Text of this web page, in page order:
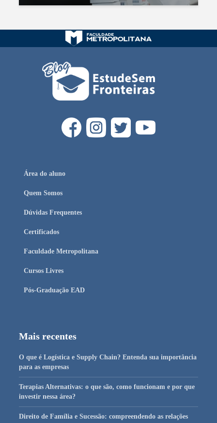
Área do aluno
Quem Somos
Dúvidas Frequentes
Certificados
Faculdade Metropolitana
Cursos Livres
Pós-Graduação EAD
Mais recentes
O que é Logística e Supply Chain? Entenda sua importância
para as empresas
Terapias Alternativas: o que são, como funcionam e por que
investir nessa área?
Direito de Família e Sucessão: compreendendo as relações